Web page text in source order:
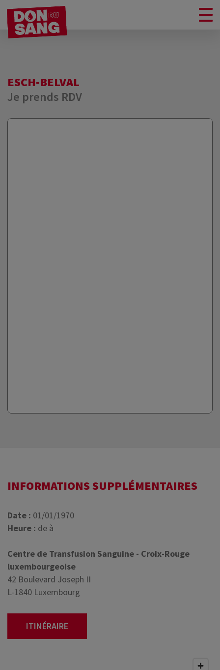
ESCH-BELVAL
Je prends RDV
INFORMATIONS SUPPLÉMENTAIRES
Date : 01/01/1970
Heure : de à
Centre de Transfusion Sanguine - Croix-Rouge
luxembourgeoise
42 Boulevard Joseph II
L-1840 Luxembourg
ITINÉRAIRE